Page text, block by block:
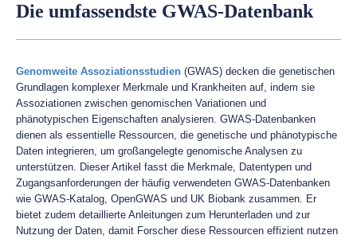
Die umfassendste GWAS-Datenbank
Genomweite Assoziationsstudien (GWAS) decken die genetischen
Grundlagen komplexer Merkmale und Krankheiten auf, indem sie
Assoziationen zwischen genomischen Variationen und
phänotypischen Eigenschaften analysieren. GWAS-Datenbanken
dienen als essentielle Ressourcen, die genetische und phänotypische
Daten integrieren, um großangelegte genomische Analysen zu
unterstützen. Dieser Artikel fasst die Merkmale, Datentypen und
Zugangsanforderungen der häufig verwendeten GWAS-Datenbanken
wie GWAS-Katalog, OpenGWAS und UK Biobank zusammen. Er
bietet zudem detaillierte Anleitungen zum Herunterladen und zur
Nutzung der Daten, damit Forscher diese Ressourcen effizient nutzen